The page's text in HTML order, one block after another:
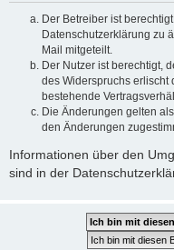
Der Betreiber ist
Datenschutzerklärung zu
Mail mitgeteilt.
Der Nutzer ist berechtigt,
des Widerspruchs erlischt
bestehende
Die Änderungen gelten
den Änderungen
Informationen über den
sind in der